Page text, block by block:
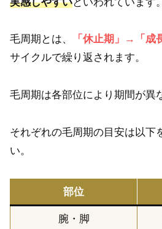
毛周期とは、 「休止期」→「成
サイクルで繰り返されます。
毛周期は各部位により期間が異
それぞれの毛周期の目安は以下
い。
部位
腕・脚